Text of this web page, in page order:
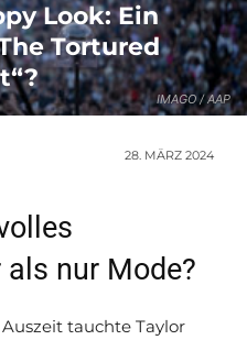
IMAGO / AAP
Look: Ein
Tortured
28. MÄRZ 2024
nur Mode?
tauchte Taylor